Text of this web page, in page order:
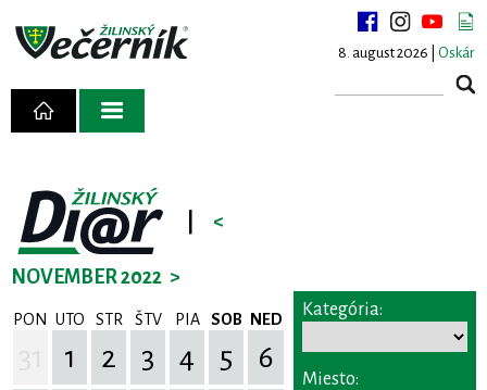
8. august 2026 | Oskár
<
NOVEMBER 2022 >
PON UTO STR ŠTV PIA SOB NED
1 2 3 4 5
6
Kategória:
Miesto: